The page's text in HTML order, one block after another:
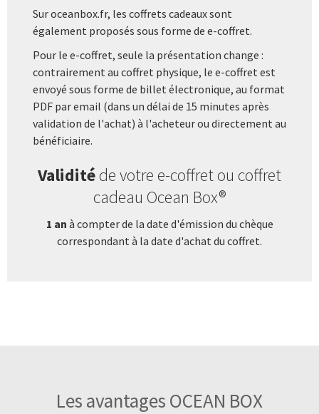
Sur oceanbox.fr, les coffrets cadeaux sont
également proposés sous forme de e-coffret.
Pour le e-coffret, seule la présentation change :
contrairement au coffret physique, le e-coffret est
envoyé sous forme de billet électronique, au format
PDF par email (dans un délai de 15 minutes après
validation de l'achat) à l'acheteur ou directement au
bénéficiaire.
Validitéde votre e-coffret ou coffret
cadeau Ocean Box®
1 an à compter de la date d'émission du chèque
correspondant à la date d'achat du coffret.
Les avantages OCEAN BOX